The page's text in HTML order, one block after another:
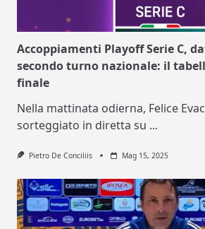
Accoppiamenti Playoff Serie C,
secondo turno nazionale: il
finale
Nella mattinata odierna, Felice
sorteggiato in diretta su ...
Pietro De Conciliis Mag 15, 2025